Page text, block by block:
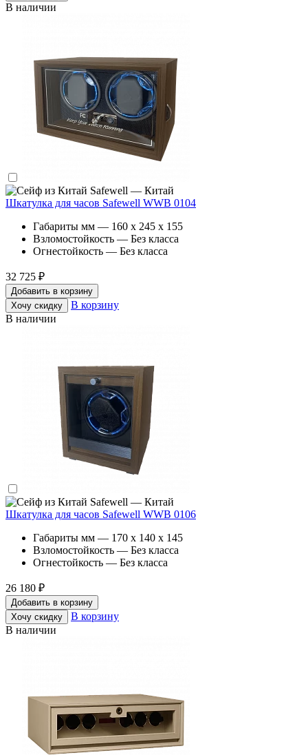
В наличии
Safewell — Китай
Шкатулка для часов Safewell WWB 0104
Габариты мм — 160 x 245 x 155
Взломостойкость — Без класса
Огнестойкость — Без класса
32 725 ₽
Добавить в корзину
Хочу скидку
В корзину
В наличии
Safewell — Китай
Шкатулка для часов Safewell WWB 0106
Габариты мм — 170 x 140 x 145
Взломостойкость — Без класса
Огнестойкость — Без класса
26 180 ₽
Добавить в корзину
Хочу скидку
В корзину
В наличии